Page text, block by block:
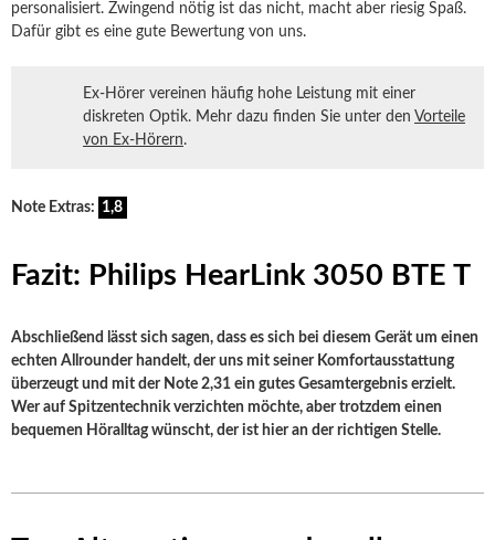
personalisiert. Zwingend nötig ist das nicht, macht aber riesig Spaß.
Dafür gibt es eine gute Bewertung von uns.
Ex-Hörer vereinen häufig hohe Leistung mit einer
diskreten Optik. Mehr dazu finden Sie unter den Vorteile
von Ex-Hörern.
Note Extras: 1,8
Fazit: Philips HearLink 3050 BTE T
Abschließend lässt sich sagen, dass es sich bei diesem Gerät um einen
echten Allrounder handelt, der uns mit seiner Komfortausstattung
überzeugt und mit der Note 2,31 ein gutes Gesamtergebnis erzielt.
Wer auf Spitzentechnik verzichten möchte, aber trotzdem einen
bequemen Höralltag wünscht, der ist hier an der richtigen Stelle.